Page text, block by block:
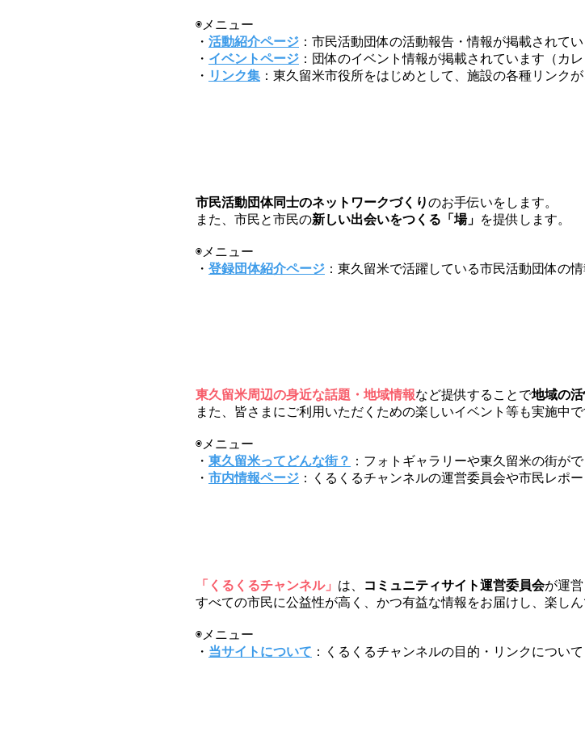
◉メニュー
・ 活動紹介ページ ：市民活動団体の活動報告・情報が掲載されて
・ イベントページ ：団体のイベント情報が掲載されています（カ
・ リンク集 ：​東久留米市役所をはじめとして、施設の各種リンクが
市民活動団体同士のネットワークづくりのお手伝いをします。
また、市民と市民の新しい出会いをつくる「場」 を提供します。
◉メニュー
・ 登録団体紹介ページ ：東久留米で活躍している市民活動団体の
東久留米周辺の身近な話題・地域情報など提供することで地域の
また、皆さまにご利用いただくための楽しいイベント等も実施中で
◉メニュー
・ 東久留米ってどんな街？ ：フォトギャラリーや東久留米の街が
・ 市内情報ページ ：くるくるチャンネルの運営委員会や市民レポ
「くるくるチャンネル」 は、 コミュニティサイト運営委員会が運営
すべての市民に公益性が高く、かつ有益な情報をお届けし、楽し
◉メニュー
・ 当サイトについて ：くるくるチャンネルの目的・リンクについ